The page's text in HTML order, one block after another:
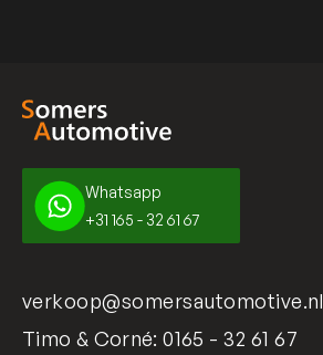
Whatsapp
+31 165 - 32 61 67
verkoop@somersautomotive.nl
Timo & Corné:0165 - 32 61 67